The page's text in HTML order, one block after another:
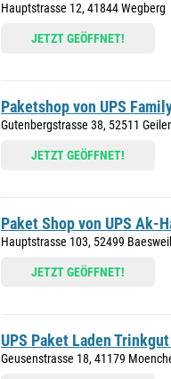
Hauptstrasse 12, 41844 Wegberg
JETZT GEÖFFNET!
Paketshop von UPS
Gutenbergstrasse 38, 52511
JETZT GEÖFFNET!
Paket Shop von UPS Ak-
Hauptstrasse 103, 52499
JETZT GEÖFFNET!
UPS Paket Laden
Geusenstrasse 18, 41179